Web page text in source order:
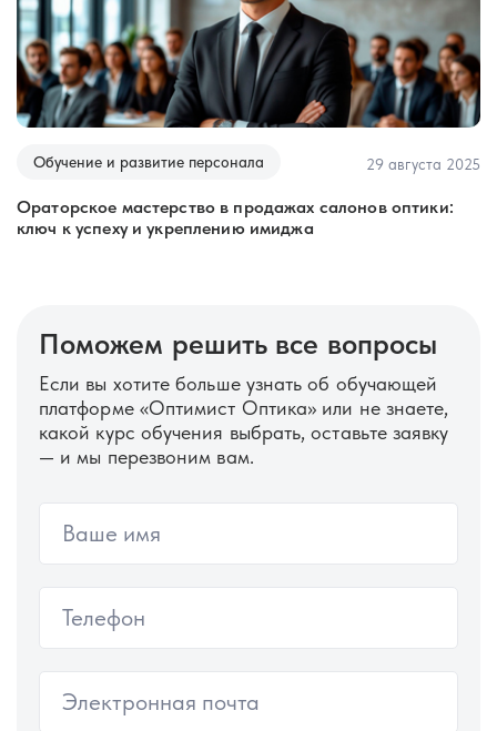
29 августа 2025
в продажах салонов оптики:
имиджа
Обучение и развитие
Бинокулярная дисфункция
вашего комфорта и
Поможем решить все вопросы
Если вы хотите больше узнать об обучающей
платформе «Оптимист Оптика» или не знаете,
какой курс обучения выбрать, оставьте заявку
— и мы перезвоним вам.